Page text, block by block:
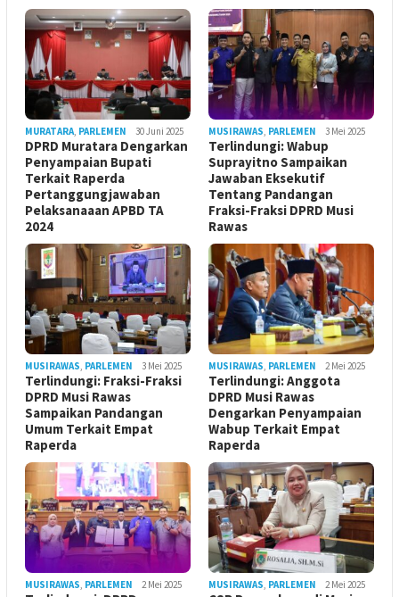
MURATARA, PARLEMEN 30 Juni 2025
DPRD Muratara Dengarkan
Penyampaian Bupati
Terkait Raperda
Pertanggungjawaban
Pelaksanaaan APBD TA
2024
MUSIRAWAS, PARLEMEN 3 Mei 2025
Terlindungi: Wabup
Suprayitno Sampaikan
Jawaban Eksekutif
Tentang Pandangan
Fraksi-Fraksi DPRD Musi
Rawas
MUSIRAWAS, PARLEMEN 3 Mei 2025
Terlindungi: Fraksi-Fraksi
DPRD Musi Rawas
Sampaikan Pandangan
Umum Terkait Empat
Raperda
MUSIRAWAS, PARLEMEN 2 Mei 2025
Terlindungi: Anggota
DPRD Musi Rawas
Dengarkan Penyampaian
Wabup Terkait Empat
Raperda
MUSIRAWAS, PARLEMEN 2 Mei 2025 MUSIRAWAS, PARLEMEN 2 Mei 2025